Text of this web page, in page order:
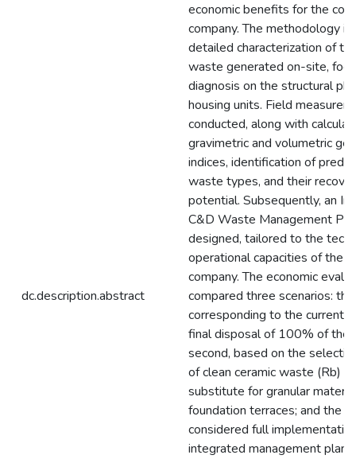
dc.description.abstract
economic benefits for the
company. The methodology
detailed characterization of
waste generated on-site,
diagnosis on the structural
housing units. Field
conducted, along with
gravimetric and volumetric
indices, identification of
waste types, and their
potential. Subsequently, an
C&D Waste Management
designed, tailored to the
operational capacities of the
company. The economic
compared three scenarios:
corresponding to the current
final disposal of 100% of the
second, based on the
of clean ceramic waste (Rb)
substitute for granular
foundation terraces; and the
considered full
integrated management plan